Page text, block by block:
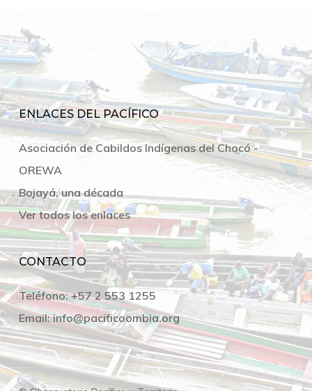
ENLACES DEL PACÍFICO
Asociación de Cabildos Indígenas del Chocó -
OREWA
Bojayá, una década
Ver todos los enlaces
CONTACTO
Teléfono:+57 2 553 1255
Email: info@pacificoombia.org